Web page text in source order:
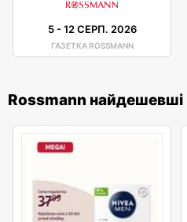
5-12 СЕРП. 2026
ГАЗЕТКА ROSSMANN
Rossmann найдешевші